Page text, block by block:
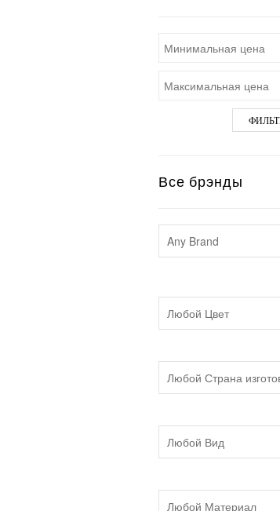
Все брэнды